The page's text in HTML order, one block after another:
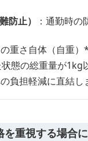
防止）
：通勤時
重さ自体（自重）
態の総重量が1kg
負担軽減に直結し
を重視する場合